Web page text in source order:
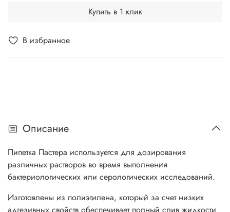
В избранное
Купить в 1 клик
Описание
Пипетка Пастера используется для дозирования
различных растворов во время выполнения
бактериологических или серологических исследований.
Изготовлены из полиэтилена, который за счет низких
адгезивных свойств обеспечивает полный слив жидкости